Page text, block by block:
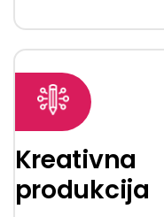
Kreativna
produkcija